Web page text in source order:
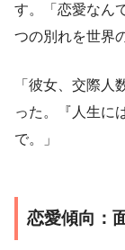
す。「恋愛なん
つの別れを世界
「彼女、交際
った。『人生に
で。」
恋愛傾向：